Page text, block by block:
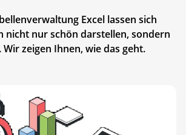
Excel lassen sich
nicht nur schön darstellen, sondern
zeigen Ihnen, wie das geht.